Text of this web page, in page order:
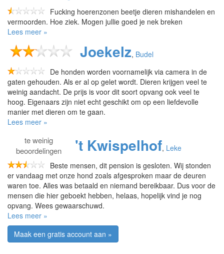
Fucking hoerenzonen beetje dieren mishandelen en
vermoorden. Hoe ziek. Mogen jullie goed je nek breken
Lees meer »
Joekelz, Budel
De honden worden voornamelijk via camera in de
gaten gehouden. Als er al op gelet wordt. Dieren krijgen veel te
weinig aandacht. De prijs is voor dit soort opvang ook veel te
hoog. Eigenaars zijn niet echt geschikt om op een liefdevolle
manier met dieren om te gaan.
Lees meer »
teweinig
beoordelingen
't Kwispelhof, Leke
Beste mensen, dit pension is gesloten. Wij stonden
er vandaag met onze hond zoals afgesproken maar de deuren
waren toe. Alles was betaald en niemand bereikbaar. Dus voor de
mensen die hier geboekt hebben, helaas, hopelijk vind je nog
opvang. Wees gewaarschuwd.
Lees meer »
Maak een gratis account aan »